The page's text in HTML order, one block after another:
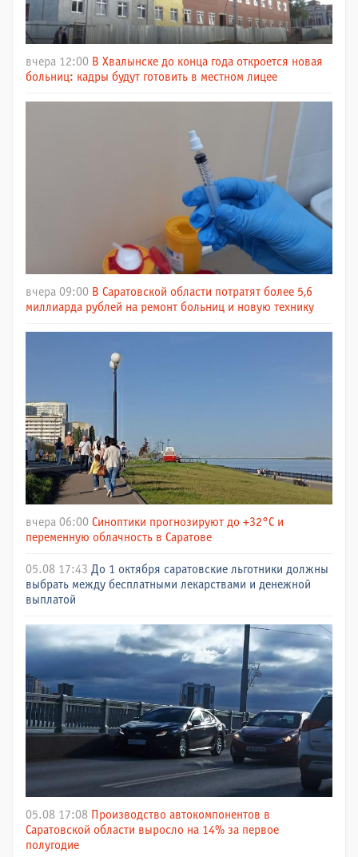
вчера 12:00 В Хвалынске до конца года откроется новая
больниц: кадры будут готовить в местном лицее
вчера 09:00 В Саратовской области потратят более 5,6
миллиарда рублей на ремонт больниц и новую технику
вчера 06:00 Синоптики прогнозируют до +32°C и
переменную облачность в Саратове
05.08 17:43 До 1 октября саратовские льготники должны
выбрать между бесплатными лекарствами и денежной
выплатой
05.08 17:08 Производство автокомпонентов в
Саратовской области выросло на 14% за первое
полугодие